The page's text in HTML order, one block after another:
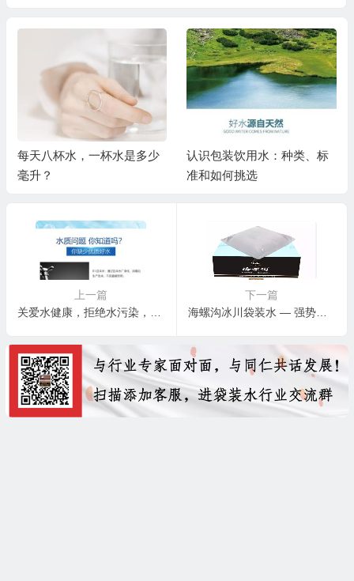
认识包装饮用水：种类、标
准和如何挑选
什么材质的杯子喝水最健
康？
上一篇
下一篇
海螺沟冰川袋装水 — 强势来袭